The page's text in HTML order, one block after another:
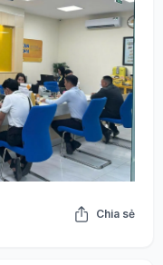
Chia sẻ